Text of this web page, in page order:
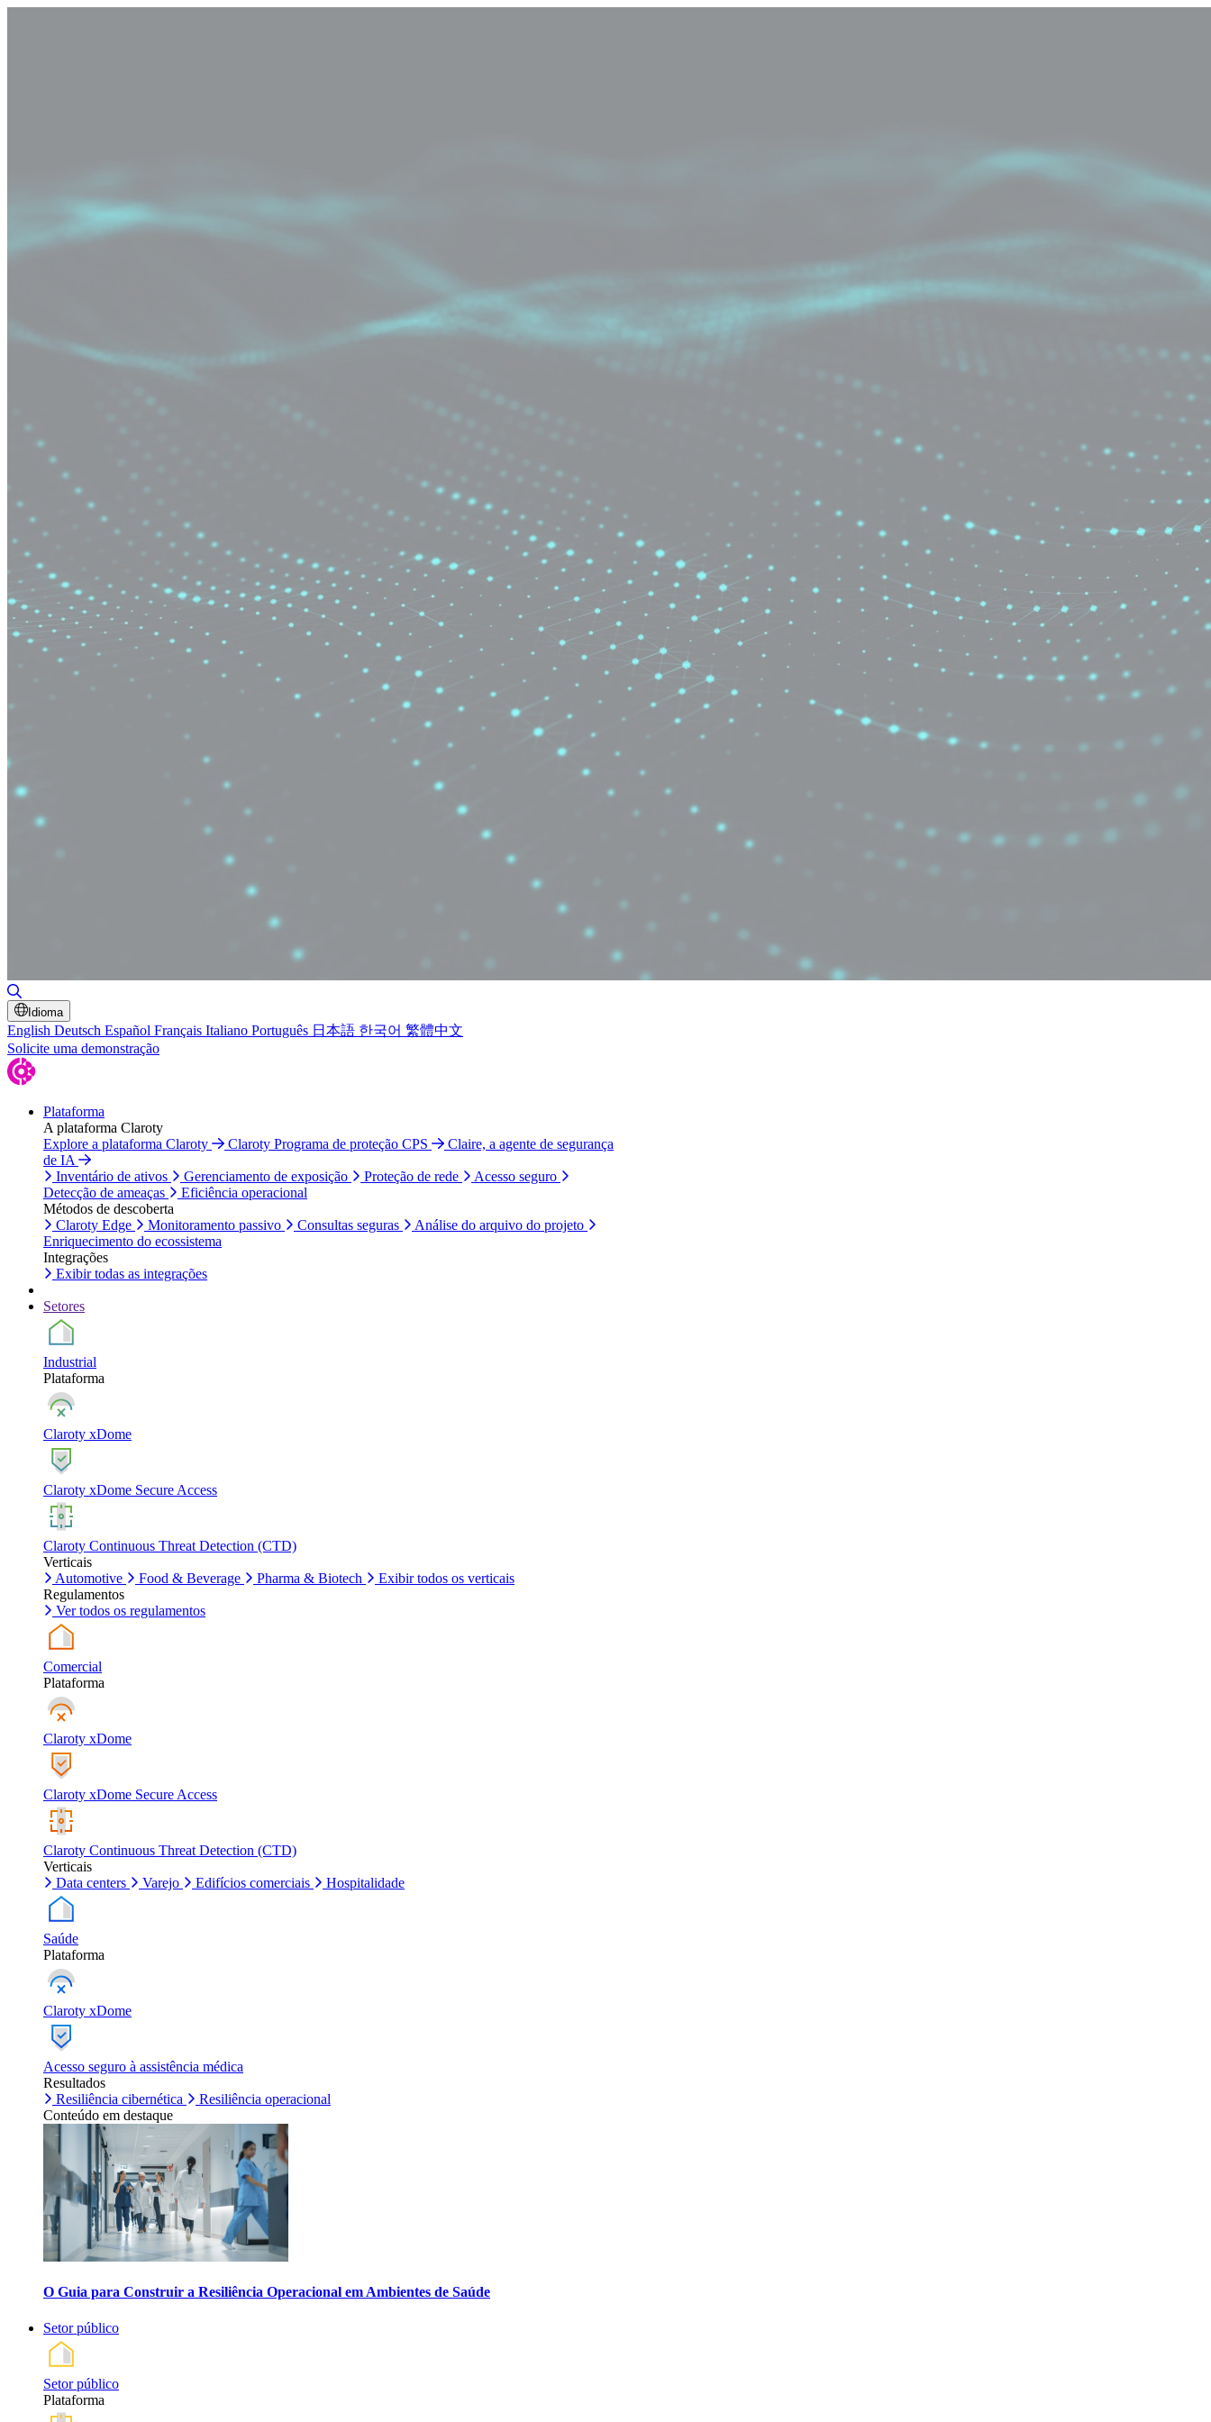
Idioma
English Deutsch Español Français Italiano Português 日本語 한국어 繁體中文
Solicite uma demonstração
Plataforma
A plataforma Claroty
Explore a plataforma Claroty
Claroty Programa de proteção CPS
Claire, a agente de segurança
de IA
Inventário de ativos
Gerenciamento de exposição Proteção de rede
Acesso seguro
Detecção de ameaças
Eficiência operacional
Métodos de descoberta
Claroty Edge
Monitoramento passivo Consultas seguras
Análise do arquivo do projeto
Enriquecimento do ecossistema
Integrações
Exibir todas as integrações
Setores
Industrial
Plataforma
Claroty xDome
Claroty xDome Secure Access
Claroty Continuous Threat Detection (CTD)
Verticais
Automotive
Food & Beverage Pharma & Biotech
Exibir todos os verticais
Regulamentos
Ver todos os regulamentos
Comercial
Plataforma
Claroty xDome
Claroty xDome Secure Access
Claroty Continuous Threat Detection (CTD)
Verticais
Data centers
Varejo Edifícios comerciais Hospitalidade
Saúde
Plataforma
Claroty xDome
Acesso seguro à assistência médica
Resultados
Resiliência cibernética
Resiliência operacional
Conteúdo em destaque
O Guia para Construir a Resiliência Operacional em Ambientes de Saúde
Setor público
Setor público
Plataforma